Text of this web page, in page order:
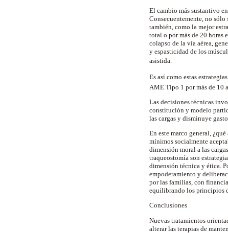
El cambio más sustantivo
Consecuentemente, no
también, como la mejor
total o por más de 20 horas
colapso de la vía aérea,
y espasticidad de los
asistida.
Es así como estas
AME Tipo 1 por más de 10
Las decisiones técnicas
constitución y modelo
las cargas y disminuye
En este marco general,
mínimos socialmente
dimensión moral a las
traqueostomía son
dimensión técnica y ética.
empoderamiento y
por las familias, con
equilibrando los principios
Conclusiones
Nuevas tratamientos
alterar las terapias de